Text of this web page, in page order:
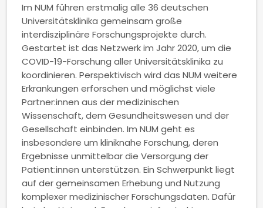
Im NUM führen erstmalig alle 36 deutschen
Universitätsklinika gemeinsam große
interdisziplinäre Forschungsprojekte durch.
Gestartet ist das Netzwerk im Jahr 2020, um die
COVID-19-Forschung aller Universitätsklinika zu
koordinieren. Perspektivisch wird das NUM weitere
Erkrankungen erforschen und möglichst viele
Partner:innen aus der medizinischen
Wissenschaft, dem Gesundheitswesen und der
Gesellschaft einbinden. Im NUM geht es
insbesondere um kliniknahe Forschung, deren
Ergebnisse unmittelbar die Versorgung der
Patient:innen unterstützen. Ein Schwerpunkt liegt
auf der gemeinsamen Erhebung und Nutzung
komplexer medizinischer Forschungsdaten. Dafür